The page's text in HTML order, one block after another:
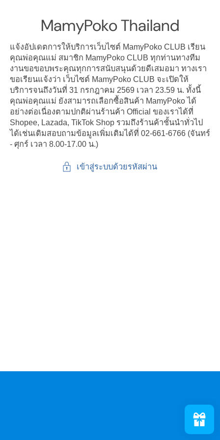
MamyPoko Thailand
แจ้งอัปเดตการให้บริการเว็บไซต์ MamyPoko CLUB เรียน
คุณพ่อคุณแม่ สมาชิก MamyPoko CLUB ทุกท่านทางทีม
งานขอขอบพระคุณทุกการสนับสนุนด้วยดีเสมอมา ทางเรา
ขอเรียนแจ้งว่า เว็บไซต์ MamyPoko CLUB จะเปิดให้
บริการจนถึงวันที่ 31 กรกฎาคม 2569 เวลา 23.59 น. ทั้งนี้
คุณพ่อคุณแม่ ยังสามารถเลือกซื้อสินค้า MamyPoko ได้
อย่างต่อเนื่องตามปกติผ่านร้านค้า Official ของเราได้ที่
Shopee, Lazada, TikTok Shop รวมถึงร้านค้าชั้นนำทั่วไป
ได้เช่นเดิมสอบถามข้อมูลเพิ่มเติมได้ที่ 02-661-6766 (จันทร์
- ศุกร์ เวลา 8.00-17.00 น.)
เข้าสู่ระบบด้วยรหัสผ่าน